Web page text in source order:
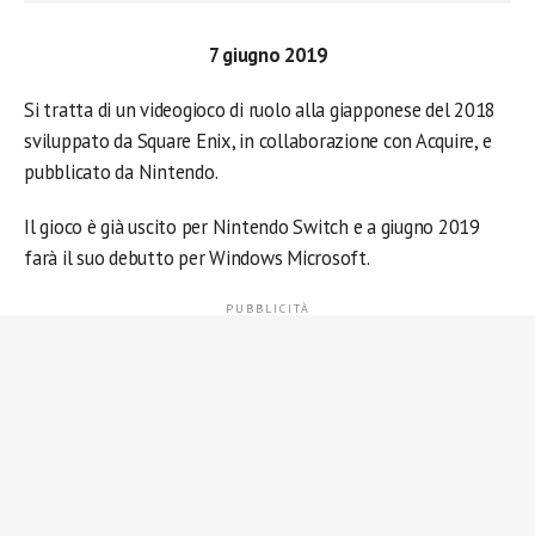
7 giugno 2019
Si tratta di un videogioco di ruolo alla giapponese del 2018
sviluppato da Square Enix, in collaborazione con Acquire, e
pubblicato da Nintendo.
Il gioco è già uscito per Nintendo Switch e a giugno 2019
farà il suo debutto per Windows Microsoft.